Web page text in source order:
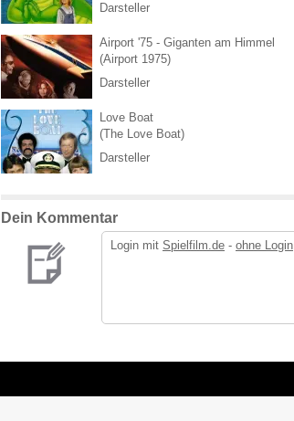
Darsteller
Airport '75 - Giganten am Himmel
(Airport 1975)
Darsteller
Love Boat
(The Love Boat)
Darsteller
Dein Kommentar
Login mit Spielfilm.de - ohne Login